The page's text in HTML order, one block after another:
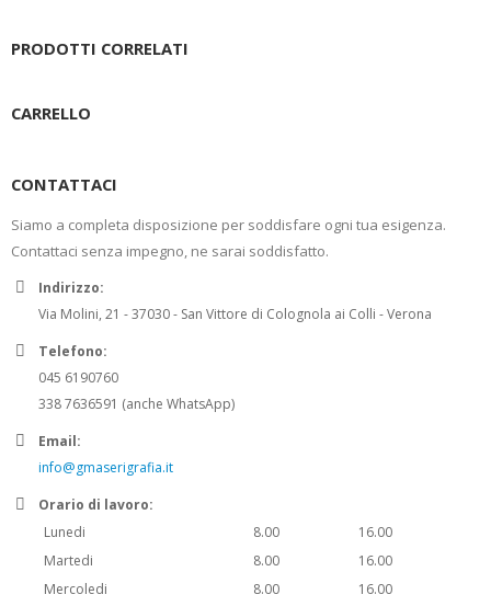
PRODOTTI CORRELATI
CARRELLO
CONTATTACI
Siamo a completa disposizione per soddisfare ogni tua esigenza.
Contattaci senza impegno, ne sarai soddisfatto.
Indirizzo:
Via Molini, 21 - 37030 - San Vittore di Colognola ai Colli - Verona
Telefono:
045 6190760
338 7636591 (anche WhatsApp)
Email:
info@gmaserigrafia.it
Orario di lavoro:
Lunedi
8.00
16.00
Martedi
8.00
16.00
Mercoledi
8.00
16.00